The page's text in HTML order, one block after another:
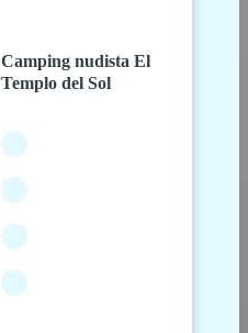
Camping nudista El
Templo del Sol